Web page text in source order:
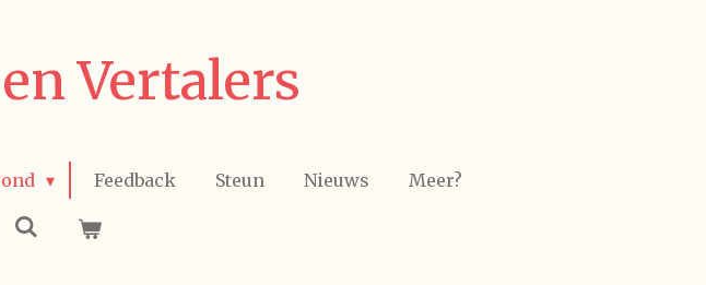
Vertalers
Feedback Steun Nieuws Meer?